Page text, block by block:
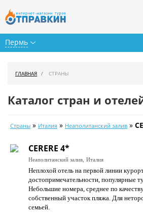
Пермь
Календарь туров
Цены дня
Страны
Как купить
ГЛАВНАЯ СТРАНЫ
Каталог стран и
Страны » Италия » Неаполитанский залив »
CERERE 4*
Неаполитанский залив, Италия
Неплохой отель на первой линии
достопримечательности, популярные
Небольшие номера, среднее по
собственный участок пляжа. Для
семьей.